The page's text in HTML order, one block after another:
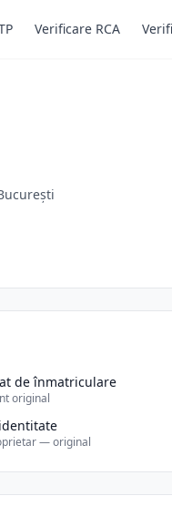
Verificare RCA
de înmatriculare
original
— original